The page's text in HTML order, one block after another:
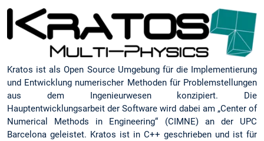
Kratos ist als Open Source Umgebung für die Implementierung
und Entwicklung numerischer Methoden für Problemstellungen
aus dem Ingenieurwesen konzipiert. Die
Hauptentwicklungsarbeit der Software wird dabei am „Center of
Numerical Methods in Engineering“ (CIMNE) an der UPC
Barcelona geleistet. Kratos ist in C++ geschrieben und ist für